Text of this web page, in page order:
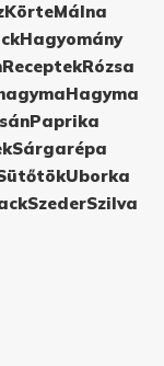
KörteMálna
Hagyomány
ReceptekRózsa
Hagyma
Paprika
Sárgarépa
Uborka
SzederSzilva